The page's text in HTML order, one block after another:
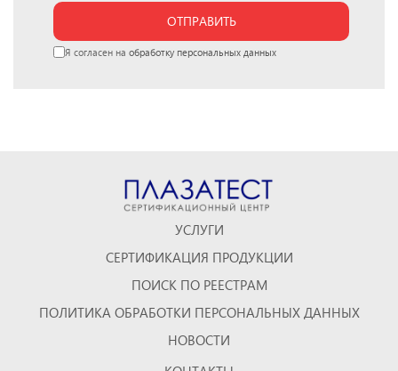
ОТПРАВИТЬ
Я согласен на обработку персональных данных
УСЛУГИ
СЕРТИФИКАЦИЯ ПРОДУКЦИИ
ПОИСК ПО РЕЕСТРАМ
ПОЛИТИКА ОБРАБОТКИ ПЕРСОНАЛЬНЫХ ДАННЫХ
НОВОСТИ